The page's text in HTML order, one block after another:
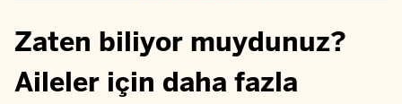
Zaten biliyor muydunuz?
Aileler için daha fazla